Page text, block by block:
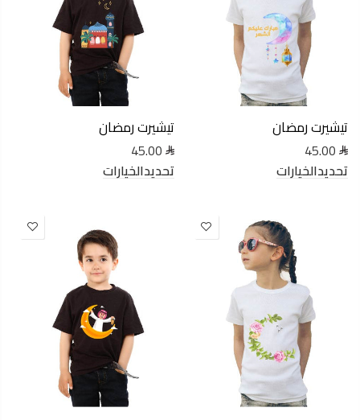
تيشيرت رمضان
45.00
تحديدالخيارات
تيشيرت رمضان
45.00
تحديدالخيارات